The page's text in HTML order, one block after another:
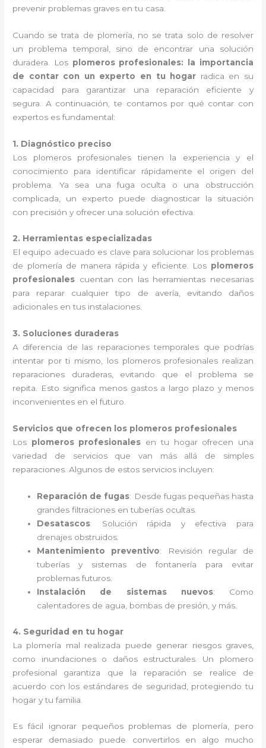
prevenir problemas graves en tu casa.
Cuando se trata de plomería, no se trata solo de resolver
un problema temporal, sino de encontrar una solución
duradera. Los plomeros profesionales: la importancia
de contar con un experto en tu hogar radica en su
capacidad para garantizar una reparación eficiente y
segura. A continuación, te contamos por qué contar con
expertos es fundamental:
1. Diagnóstico preciso
Los plomeros profesionales tienen la experiencia y el
conocimiento para identificar rápidamente el origen del
problema. Ya sea una fuga oculta o una obstrucción
complicada, un experto puede diagnosticar la situación
con precisión y ofrecer una solución efectiva.
2. Herramientas especializadas
El equipo adecuado es clave para solucionar los problemas
de plomería de manera rápida y eficiente. Los plomeros
profesionales cuentan con las herramientas necesarias
para reparar cualquier tipo de avería, evitando daños
adicionales en tus instalaciones.
3. Soluciones duraderas
A diferencia de las reparaciones temporales que podrías
intentar por ti mismo, los plomeros profesionales realizan
reparaciones duraderas, evitando que el problema se
repita. Esto significa menos gastos a largo plazo y menos
inconvenientes en el futuro.
Servicios que ofrecen los plomeros profesionales
Los plomeros profesionales en tu hogar ofrecen una
variedad de servicios que van más allá de simples
reparaciones. Algunos de estos servicios incluyen:
Reparación de fugas: Desde fugas pequeñas hasta
grandes filtraciones en tuberías ocultas.
Desatascos: Solución rápida y efectiva para
drenajes obstruidos.
Mantenimiento preventivo: Revisión regular de
tuberías y sistemas de fontanería para evitar
problemas futuros.
Instalación de sistemas nuevos: Como
calentadores de agua, bombas de presión, y más.
4. Seguridad en tu hogar
La plomería mal realizada puede generar riesgos graves,
como inundaciones o daños estructurales. Un plomero
profesional garantiza que la reparación se realice de
acuerdo con los estándares de seguridad, protegiendo tu
hogar y tu familia.
Es fácil ignorar pequeños problemas de plomería, pero
esperar demasiado puede convertirlos en algo mucho